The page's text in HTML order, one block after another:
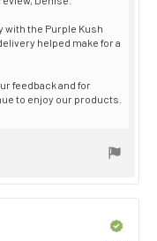
with the Purple Kush
helped make for a
feedback and for
to enjoy our products.